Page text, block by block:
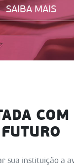
SAIBA MAIS
COM
FUTURO
sua instituição a